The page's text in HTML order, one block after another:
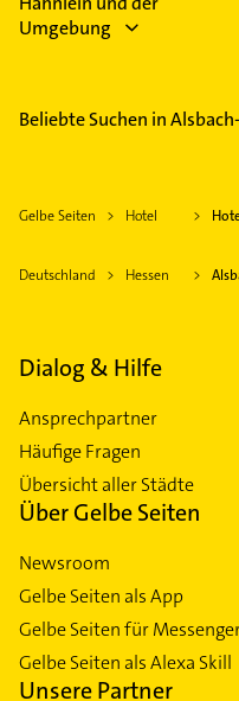
Umgebung
Beliebte Suchen in
Gelbe Seiten Hotel
Deutschland Hessen
Dialog & Hilfe
Ansprechpartner
Häufige Fragen
Übersicht aller Städte
Über Gelbe Seiten
Newsroom
Gelbe Seiten als App
Gelbe Seiten für
Gelbe Seiten als Alexa Skill
Unsere Partner